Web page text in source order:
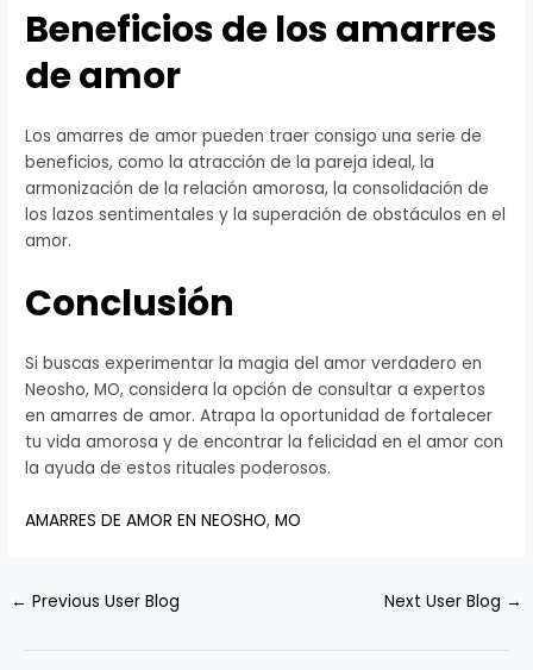
Beneficios de los amarres
de amor
Los amarres de amor pueden traer consigo una serie de
beneficios, como la atracción de la pareja ideal, la
armonización de la relación amorosa, la consolidación de
los lazos sentimentales y la superación de obstáculos en el
amor.
Conclusión
Si buscas experimentar la magia del amor verdadero en
Neosho, MO, considera la opción de consultar a expertos
en amarres de amor. Atrapa la oportunidad de fortalecer
tu vida amorosa y de encontrar la felicidad en el amor con
la ayuda de estos rituales poderosos.
AMARRES DE AMOR EN NEOSHO,MO
← Previous User Blog Next User Blog →